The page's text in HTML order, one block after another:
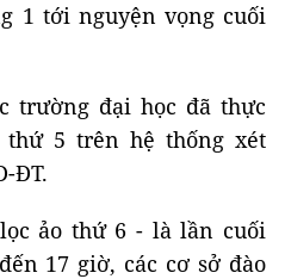
1 tới nguyện vọng cuối
trường đại học đã thực
5 trên hệ thống xét
ĐT.
ảo thứ 6 - là lần cuối
17 giờ, các cơ sở đào